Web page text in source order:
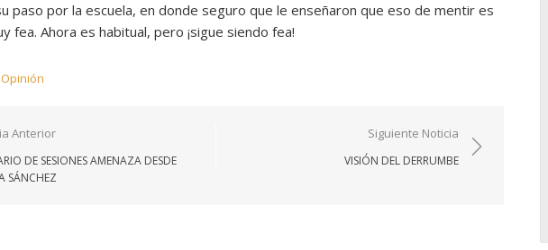
paso por la escuela, en donde seguro que le enseñaron que eso de mentir es
fea. Ahora es habitual, pero ¡sigue siendo fea!
Opinión
Anterior
DE SESIONES AMENAZA DESDE
SÁNCHEZ
Siguiente Noticia
VISIÓN DEL DERRUMBE